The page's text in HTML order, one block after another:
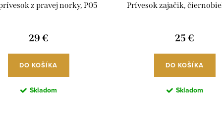
z pravej norky, P05
29 €
DO KOŠÍKA
Skladom
Prívesok zajačik,
25 €
DO KOŠÍKA
Skladom